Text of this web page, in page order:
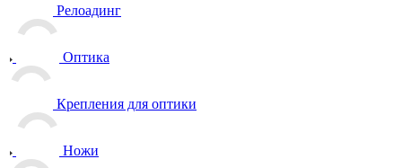
Релоадинг
Оптика
Крепления для оптики
Ножи